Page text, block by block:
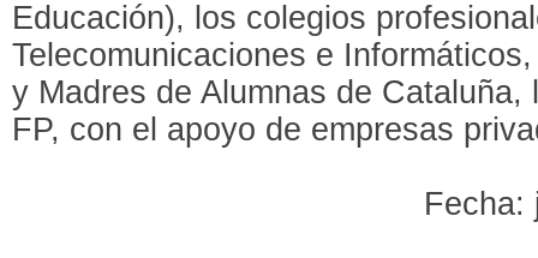
Educación), los colegios
Telecomunicaciones e
y Madres de Alumnas de Cataluña,
FP, con el apoyo de empresas
Fecha: